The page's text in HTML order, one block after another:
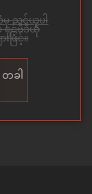
သင်ယူပါ
ရှင့်ဗီဒီယို
ဖြင့်။
တခါ